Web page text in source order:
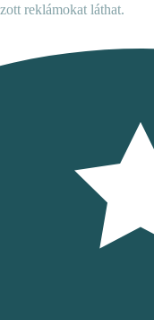
reklámokat láthat.